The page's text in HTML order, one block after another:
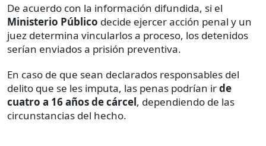
De acuerdo con la información difundida, si el
Ministerio Público decide ejercer acción penal y un
juez determina vincularlos a proceso, los detenidos
serían enviados a prisión preventiva.
En caso de que sean declarados responsables del
delito que se les imputa, las penas podrían irde
cuatro a 16 años de cárcel, dependiendo de las
circunstancias del hecho.